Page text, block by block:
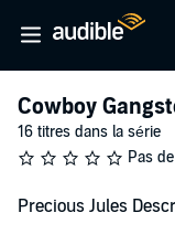
Cowboy
16 titres dans la série
Pas
Precious Jules